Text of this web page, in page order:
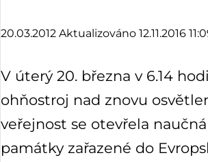
20.03.2012 Aktualizováno 12.11.2016
V úterý 20. března v 6.14
ohňostroj nad znovu
veřejnost se otevřela
památky zařazené do